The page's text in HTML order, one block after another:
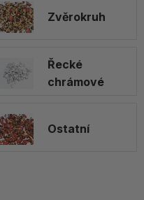
Zvěrokruh
Řecké
chrámové
Ostatní